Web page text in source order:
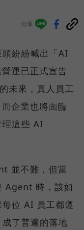
分享
紛紛喊出「AI
運已正式宣告
未來，真人員工
企業也將面臨
這些 AI
並不難，但當
Agent 時，該如
位 AI 員工都遵
了普遍的落地